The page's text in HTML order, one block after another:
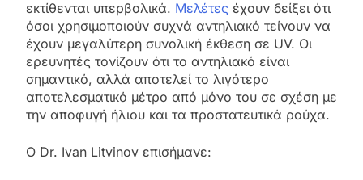
εκτίθενται υπερβολικά. Μελέτες έχουν δείξει ότι
όσοι χρησιμοποιούν συχνά αντηλιακό τείνουν να
έχουν μεγαλύτερη συνολική έκθεση σε UV. Οι
ερευνητές τονίζουν ότι το αντηλιακό είναι
σημαντικό, αλλά αποτελεί το λιγότερο
αποτελεσματικό μέτρο από μόνο του σε σχέση με
την αποφυγή ήλιου και τα προστατευτικά ρούχα.
Ο Dr. Ivan Litvinov επισήμανε: